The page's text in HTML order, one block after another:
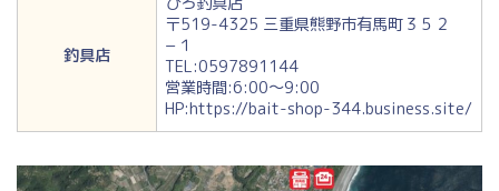
釣具店
〒519-4325 三重県熊野市有馬町３５２
−１
TEL:0597891144
営業時間:6:00〜9:00
HP:https://bait-shop-344.business.site/